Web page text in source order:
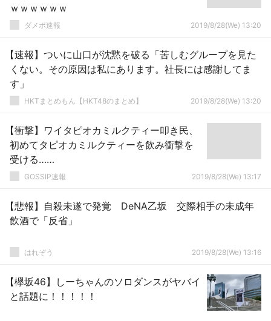
ｗｗｗｗｗｗ
ダメポ速報 2019/8/28(We) 13:20
【速報】ついに山口が沈黙を破る「苦しむグループを見た
くない。その原因は私にあります。社長には感謝してま
す」
HKTまとめもん【HKT48のまとめ】 2019/8/28(We) 13:20
【衝撃】ワイタピオカミルクティー叩き民、
初めてタピオカミルクティーを飲み衝撃を
受ける……
GOSSIP速報 2019/8/28(We) 13:17
【悲報】自殺未遂で発覚 DeNA乙坂 交際相手の未成年
飲酒で「反省」
はれぞう 2019/8/28(We) 13:16
【欅坂46】しーちゃんのソロダンスがヤバイ
と話題に！！！！！